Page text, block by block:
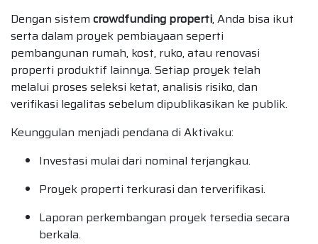
Dengan sistem crowdfunding properti, Anda bisa ikut
serta dalam proyek pembiayaan seperti
pembangunan rumah, kost, ruko, atau renovasi
properti produktif lainnya. Setiap proyek telah
melalui proses seleksi ketat, analisis risiko, dan
verifikasi legalitas sebelum dipublikasikan ke publik.
Keunggulan menjadi pendana di Aktivaku:
Investasi mulai dari nominal terjangkau.
Proyek properti terkurasi dan terverifikasi.
Laporan perkembangan proyek tersedia secara
berkala.